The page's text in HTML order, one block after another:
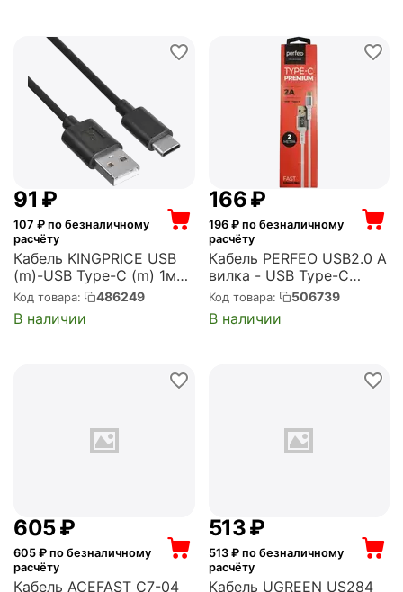
‍91‍ ₽
107 ₽ по безналичному
расчёту
Кабель KINGPRICE USB
(m)-USB Type-C (m) 1м
черный (KP-USBAC-3A-
1M)
Код товара: 486249
В наличии
‍166‍₽
196₽ по безналичному
расчёту
Кабель PERFEO USB2.0 A
вилка - USB Type-C
вилка, белый, длина 2 м.,
бокс (U4908)
Код товара: 506739
В наличии
‍605‍₽
605 ₽ по безналичному
расчёту
Кабель ACEFAST C7-04
‍513‍₽
513₽ по безналичному
расчёту
Кабель UGREEN US284